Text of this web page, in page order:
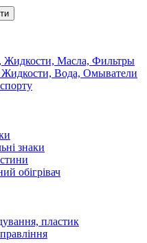
Жидкости, Масла, Фильтры
Вода, Омыватели
знаки
обігрівач
пластик